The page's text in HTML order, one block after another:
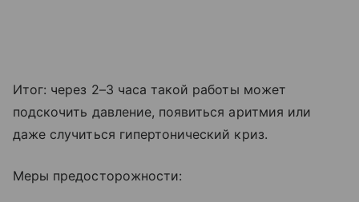
Итог: через 2–3 часа такой работы может
подскочить давление, появиться аритмия или
даже случиться гипертонический криз.
Меры предосторожности: